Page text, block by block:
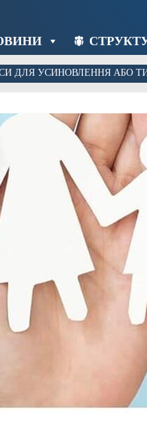
ДЛЯ УСИНОВЛЕННЯ АБО